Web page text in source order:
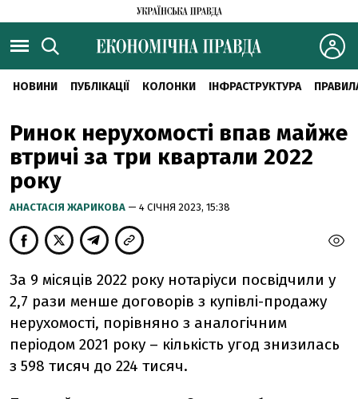
НОВИНИ ПУБЛІКАЦІЇ КОЛОНКИ ІНФРАСТРУКТУРА
Ринок нерухомості впав майже
втричі за три квартали 2022
року
АНАСТАСІЯ ЖАРИКОВА — 4 СІЧНЯ 2023, 15:38
За 9 місяців 2022 року нотаріуси посвідчили у
2,7 рази менше договорів з купівлі-продажу
нерухомості, порівняно з аналогічним
періодом 2021 року – кількість угод знизилась
з 598 тисяч до 224 тисяч.